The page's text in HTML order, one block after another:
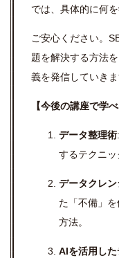
では、具体的に何
ご安心ください。
題を解決する方法
義を発信していきま
【今後の講座で学
データ整理術
するテクニッ
データクレ
た「不備」
方法。
AIを活用し